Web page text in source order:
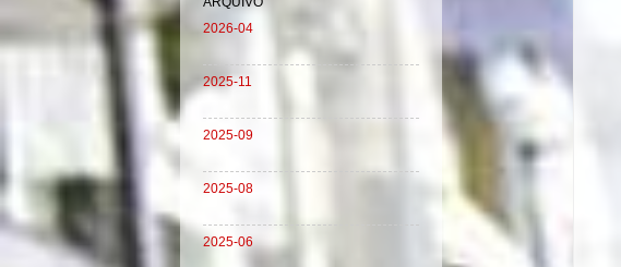
2026-04
2025-11
2025-09
2025-08
2025-06